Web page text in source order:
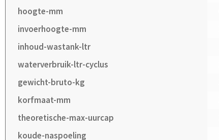
hoogte-mm
invoerhoogte-mm
inhoud-wastank-ltr
waterverbruik-ltr-cyclus
gewicht-bruto-kg
korfmaat-mm
theoretische-max-uurcap
koude-naspoeling